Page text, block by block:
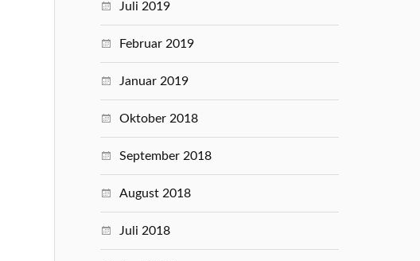
Juli 2019
Februar 2019
Januar 2019
Oktober 2018
September 2018
August 2018
Juli 2018